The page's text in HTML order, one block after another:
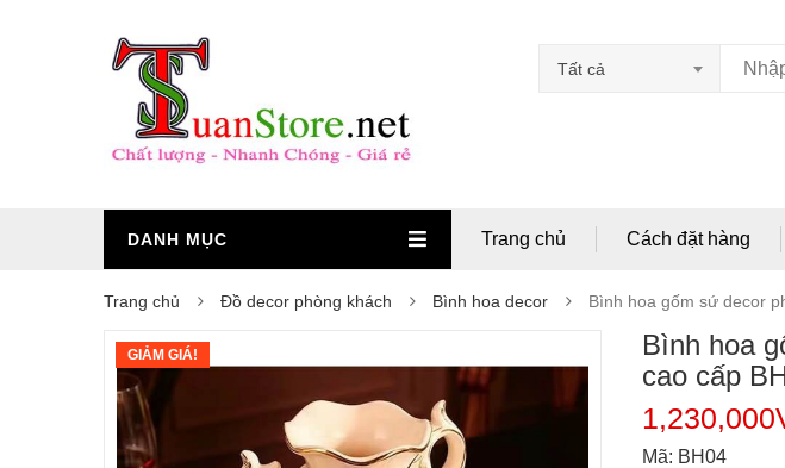
Tất cả
DANH MỤC Trang chủ Cách đặt hàng
Trang chủ Đồ decor phòng khách Bình hoa decor Bình hoa gốm sứ decor
GIẢM GIÁ!
Bình hoa
cao cấp
1,230,000
Mã: BH04